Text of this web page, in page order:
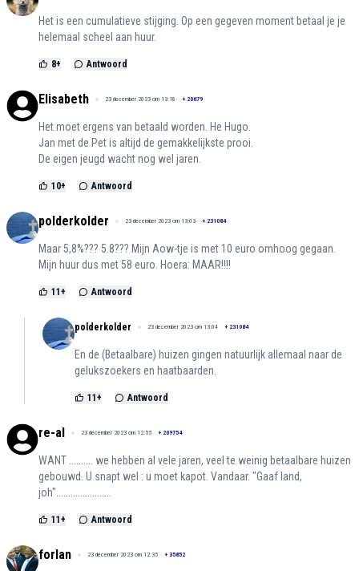
Het is een cumulatieve stijging. Op een gegeven moment betaal je je
helemaal scheel aan huur.
8+ Antwoord
Elisabeth 23 december 2023 om 13:18 + 20679
Het moet ergens van betaald worden. He Hugo.
Jan met de Pet is altijd de gemakkelijkste prooi.
De eigen jeugd wacht nog wel jaren.
10+ Antwoord
polderkolder 23 december 2023 om 13:03 + 231084
Maar 5,8%??? 5.8??? Mijn Aow-tje is met 10 euro omhoog gegaan.
Mijn huur dus met 58 euro. Hoera: MAAR!!!!
11 + Antwoord
polderkolder 23 december 2023 om 13:04 + 231084
En de (Betaalbare) huizen gingen natuurlijk allemaal naar de
gelukszoekers en haatbaarden.
11 + Antwoord
re-al 23 december 2023 om 12:55 + 209754
WANT .......... we hebben al vele jaren, veel te weinig betaalbare huizen
gebouwd. U snapt wel : u moet kapot. Vandaar. "Gaaf land,
joh".......................
11 + Antwoord
forlan 23 december 2023 om 12:35 + 35852